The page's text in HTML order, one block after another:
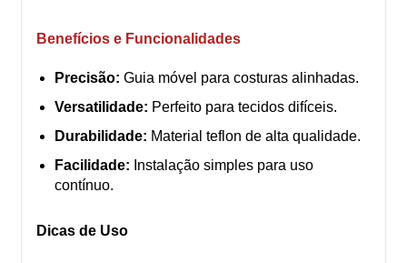
Benefícios e Funcionalidades
Precisão: Guia móvel para costuras alinhadas.
Versatilidade: Perfeito para tecidos difíceis.
Durabilidade: Material teflon de alta qualidade.
Facilidade: Instalação simples para uso
contínuo.
Dicas de Uso